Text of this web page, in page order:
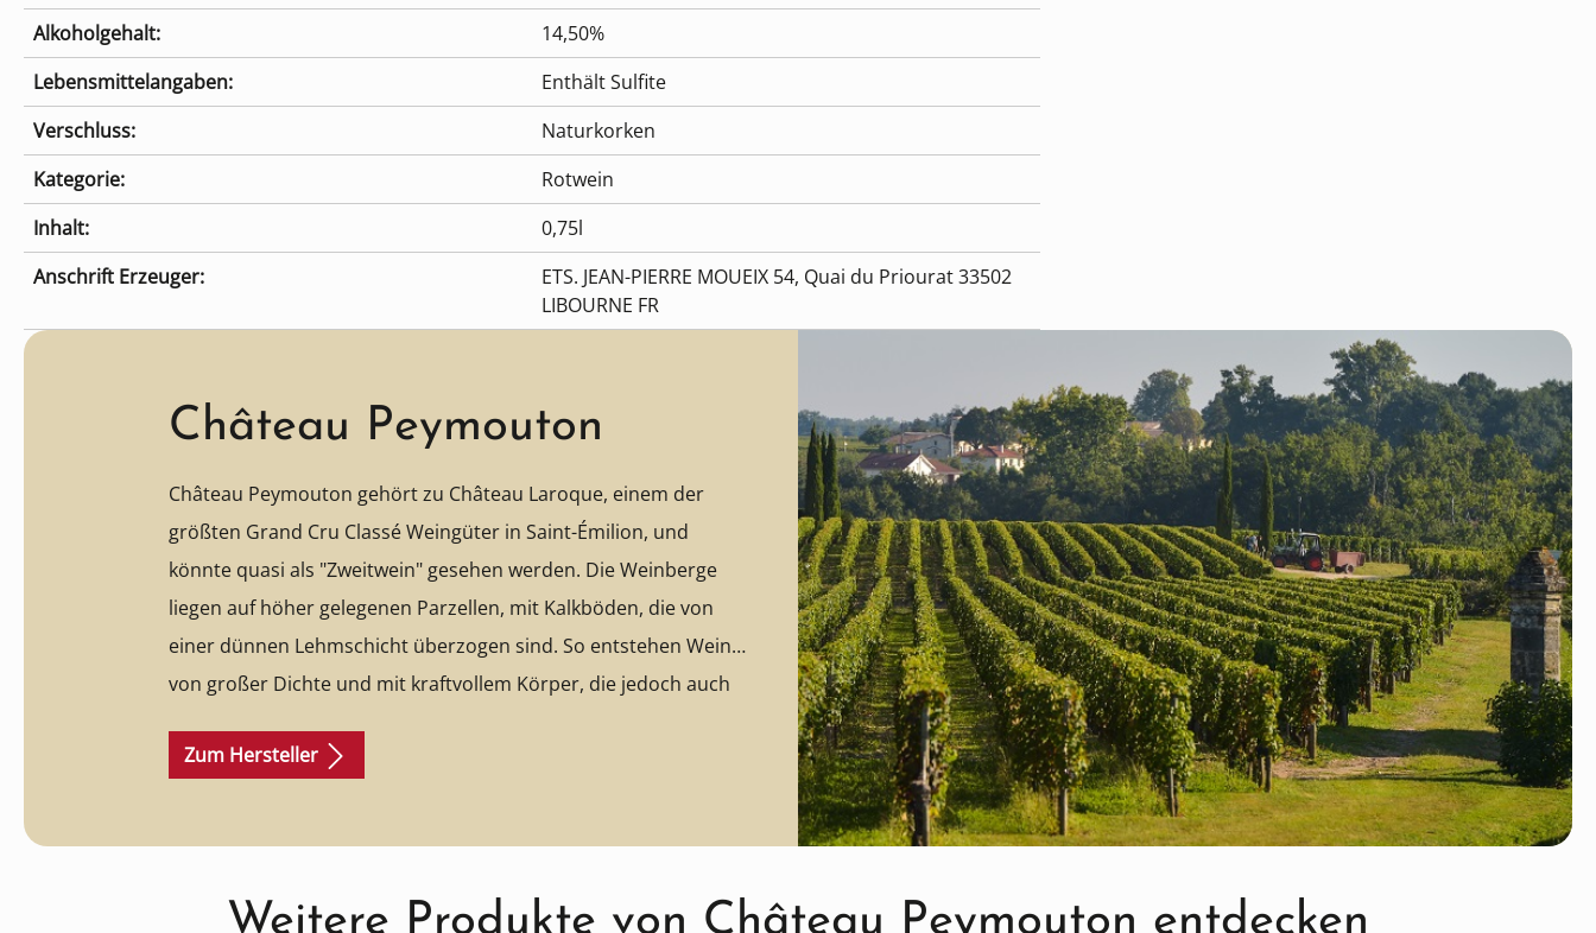
Kategorie: Rotwein
Lebensmittelangaben: Enthält Sulfite
Alkoholgehalt:
14,50%
Verschluss: Naturkorken
Inhalt:
0,75l
Anschrift Erzeuger:
ETS. JEAN-PIERRE MOUEIX 54, Quai du Priourat 33502
LIBOURNE FR
Château Peymouton
Château Peymouton gehört zu Château Laroque, einem der
größten Grand Cru Classé Weingüter in Saint-Émilion, und
könnte quasi als "Zweitwein" gesehen werden. Die Weinberge
liegen auf höher gelegenen Parzellen, mit Kalkböden, die von
einer dünnen Lehmschicht überzogen sind. So entstehen Weine
von großer Dichte und mit kraftvollem Körper, die jedoch auch
Zum Hersteller
Produktgalerie überspringenWeitere Produkte von Château Peymouton entdecken